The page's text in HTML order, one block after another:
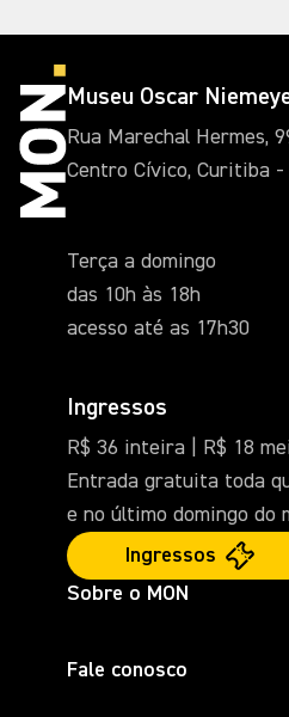
Museu Oscar
Rua Marechal Hermes,
Centro Cívico, Curitiba -
Terça a domingo
das 10h às 18h
acesso até as 17h30
Ingressos
R$ 36 inteira | R$ 18
Entrada gratuita toda
e no último domingo do
Ingressos
Sobre o MON
Fale conosco